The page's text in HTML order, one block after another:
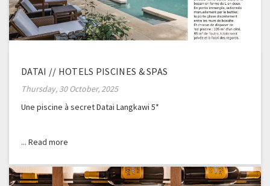
DATAI // HOTELS PISCINES & SPAS
Thursday, 30 October, 2025
Une piscine à secret Datai Langkawi 5*